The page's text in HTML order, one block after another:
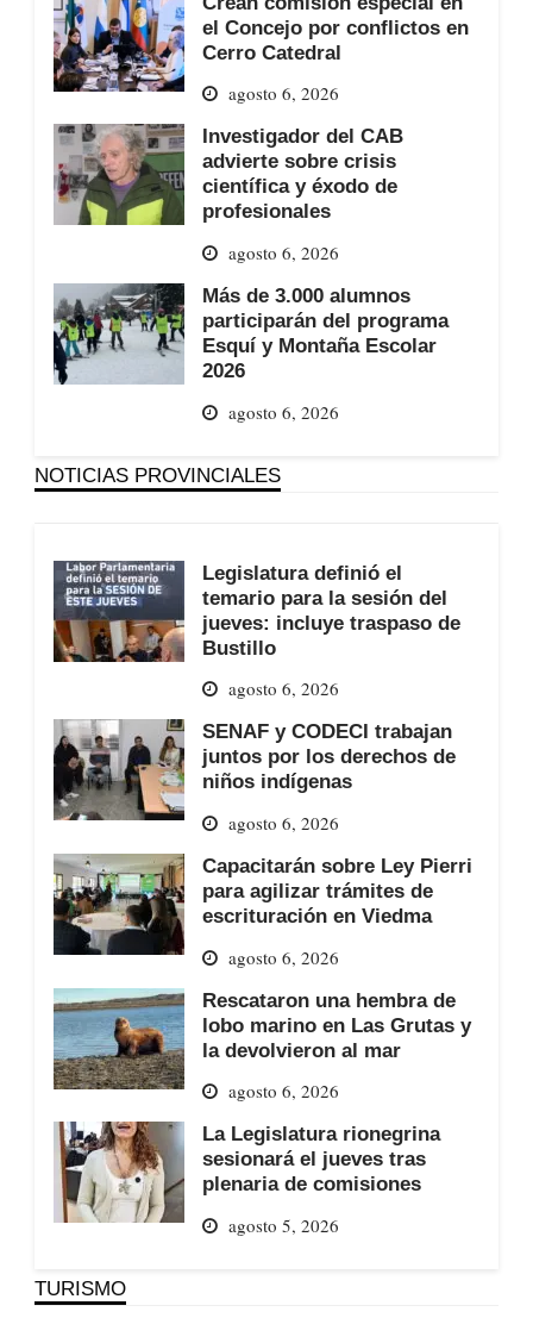
el Concejo por conflictos en
Cerro Catedral
agosto 6, 2026
Investigador del CAB
advierte sobre crisis
científica y éxodo de
profesionales
agosto 6, 2026
Más de 3.000 alumnos
participarán del programa
Esquí y Montaña Escolar
2026
agosto 6, 2026
NOTICIAS PROVINCIALES
Legislatura definió el
temario para la sesión del
jueves: incluye traspaso de
Bustillo
agosto 6, 2026
SENAF y CODECI trabajan
juntos por los derechos de
niños indígenas
agosto 6, 2026
Capacitarán sobre Ley Pierri
para agilizar trámites de
escrituración en Viedma
agosto 6, 2026
Rescataron una hembra de
lobo marino en Las Grutas y
la devolvieron al mar
agosto 6, 2026
La Legislatura rionegrina
sesionará el jueves tras
plenaria de comisiones
agosto 5, 2026
TURISMO